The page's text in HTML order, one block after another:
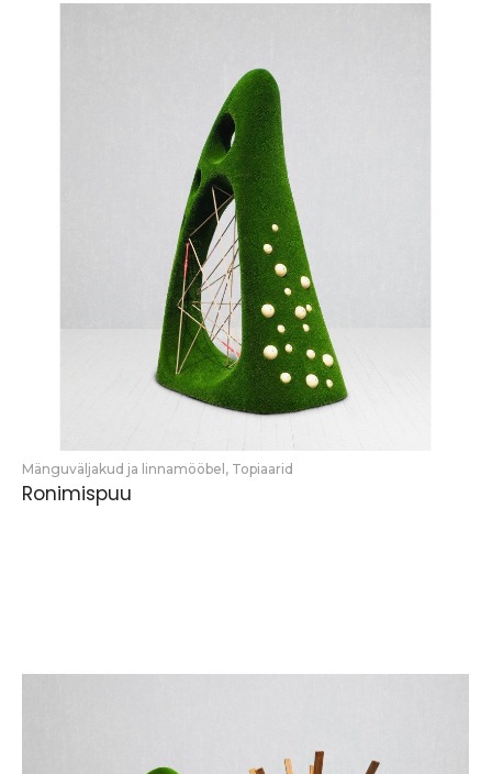
Mänguväljakud ja linnamööbel, Topiaarid
Ronimispuu